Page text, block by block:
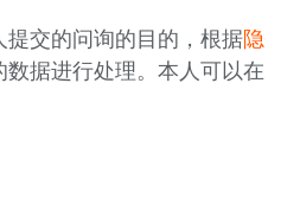
交的问询的目的，根据隐
数据进行处理。本人可以在